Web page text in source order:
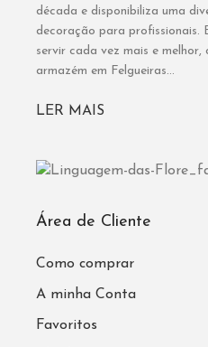
década e disponibiliza uma
decoração para profissionais.
servir cada vez mais e
armazém em Felgueiras...
LER MAIS
Área de Cliente
Como comprar
A minha Conta
Favoritos